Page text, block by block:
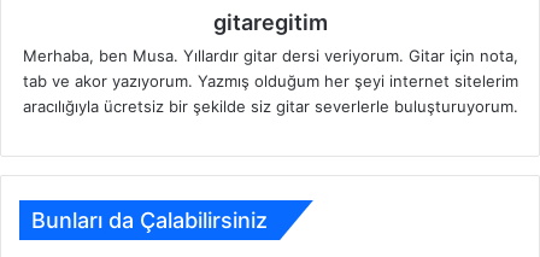
gitaregitim
Merhaba, ben Musa. Yıllardır gitar dersi veriyorum. Gitar için nota,
tab ve akor yazıyorum. Yazmış olduğum her şeyi internet sitelerim
aracılığıyla ücretsiz bir şekilde siz gitar severlerle buluşturuyorum.
Bunları da Çalabilirsiniz